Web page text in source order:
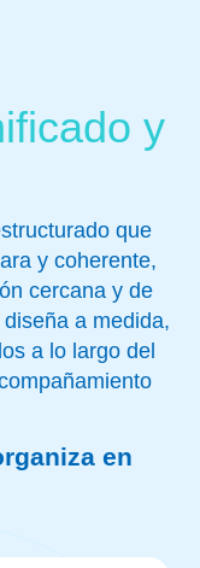
y
que
y coherente,
cercana y de
a medida,
a lo largo del
en